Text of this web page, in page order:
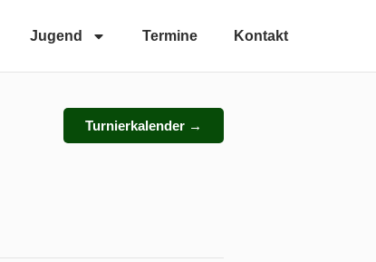
Jugend Termine Kontakt
Turnierkalender →